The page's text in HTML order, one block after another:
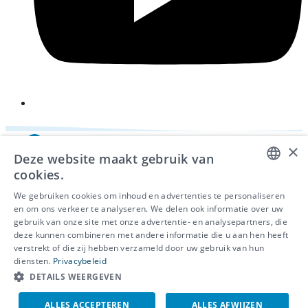
© 2026 - IDEWE
Privacy
Cookiebeleid
Klokkenluidersmelding
DUTCH
FRENCH
×
Deze website maakt gebruik van
cookies.
We gebruiken cookies om inhoud en advertenties te personaliseren
en om ons verkeer te analyseren. We delen ook informatie over uw
gebruik van onze site met onze advertentie- en analysepartners, die
deze kunnen combineren met andere informatie die u aan hen heeft
verstrekt of die zij hebben verzameld door uw gebruik van hun
diensten. Privacybeleid
DETAILS WEERGEVEN
ALLES ACCEPTEREN ALLES AFWIJZEN